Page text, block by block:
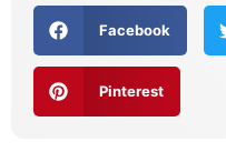
Facebook
Pinterest